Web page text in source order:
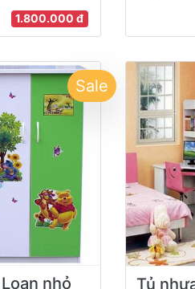
1.800.000 đ
Sale
nhỏ Tủ